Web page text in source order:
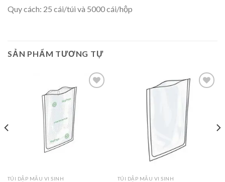
Quy cách: 25 cái/túi và 5000 cái/hộp
SẢN PHẨM TƯƠNG TỰ
TÚI DẬP MẪU VI SINH TÚI DẬP MẪU VI SINH